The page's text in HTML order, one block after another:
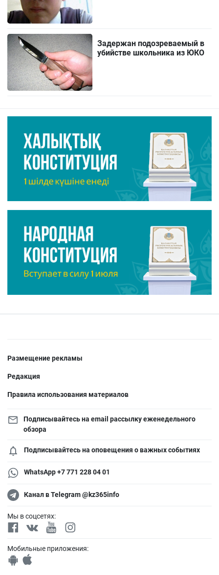
Задержан подозреваемый в
убийстве школьника из ЮКО
Размещение рекламы
Редакция
Правила использования материалов
Подписывайтесь на email рассылку еженедельного
обзора
Подписывайтесь на оповещения о важных событиях
WhatsApp +7 771 228 04 01
Канал в Telegram @kz365info
Мы в соцсетях:
Мобильные приложения: